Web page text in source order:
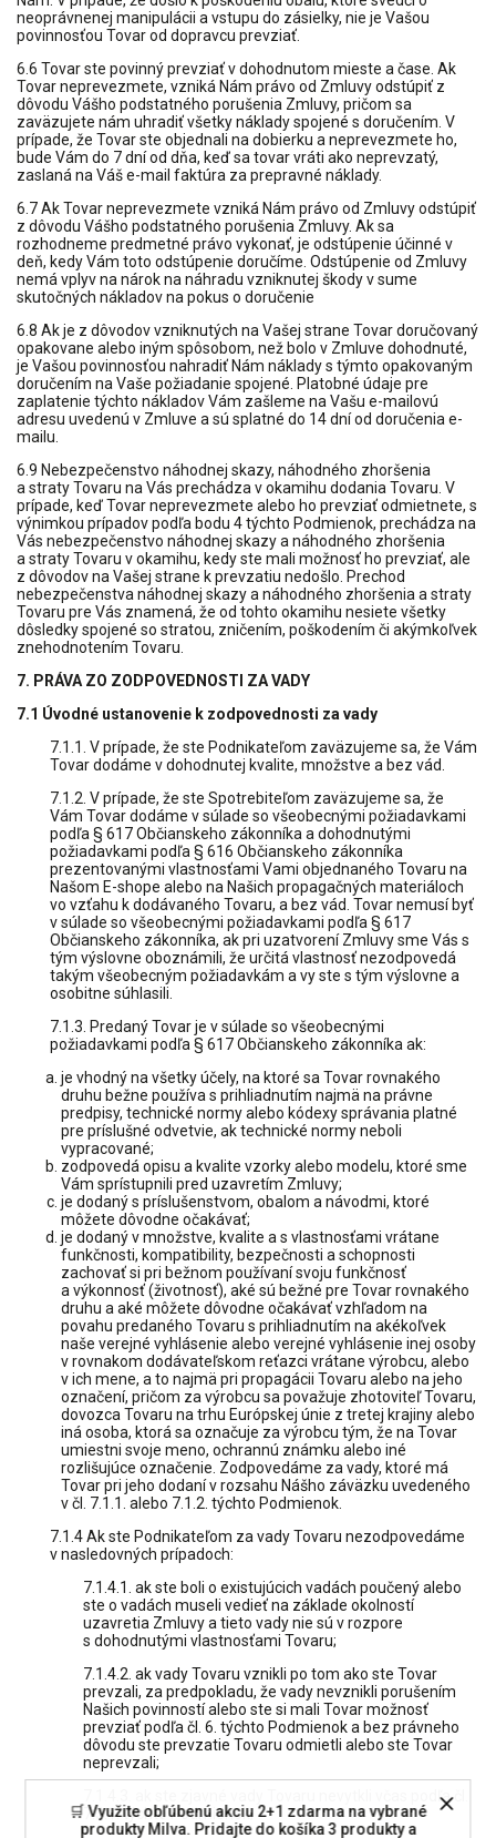
🛒 Využite obľúbenú akciu 2+1 zdarma na vybrané
produkty Milva. Pridajte do košíka 3 produkty a
neoprávnenej manipulácii a vstupu do zásielky, nie je Vašou
povinnosťou Tovar od dopravcu prevziať.
6.6 Tovar ste povinný prevziať v dohodnutom mieste a čase. Ak
Tovar neprevezmete, vzniká Nám právo od Zmluvy odstúpiť z
dôvodu Vášho podstatného porušenia Zmluvy, pričom sa
zaväzujete nám uhradiť všetky náklady spojené s doručením. V
prípade, že Tovar ste objednali na dobierku a neprevezmete ho,
bude Vám do 7 dní od dňa, keď sa tovar vráti ako neprevzatý,
zaslaná na Váš e-mail faktúra za prepravné náklady.
6.7 Ak Tovar neprevezmete vzniká Nám právo od Zmluvy odstúpiť
z dôvodu Vášho podstatného porušenia Zmluvy. Ak sa
rozhodneme predmetné právo vykonať, je odstúpenie účinné v
deň, kedy Vám toto odstúpenie doručíme. Odstúpenie od Zmluvy
nemá vplyv na nárok na náhradu vzniknutej škody v sume
skutočných nákladov na pokus o doručenie
6.8 Ak je z dôvodov vzniknutých na Vašej strane Tovar doručovaný
opakovane alebo iným spôsobom, než bolo v Zmluve dohodnuté,
je Vašou povinnosťou nahradiť Nám náklady s týmto opakovaným
doručením na Vaše požiadanie spojené. Platobné údaje pre
zaplatenie týchto nákladov Vám zašleme na Vašu e-mailovú
adresu uvedenú v Zmluve a sú splatné do 14 dní od doručenia e-
mailu.
6.9 Nebezpečenstvo náhodnej skazy, náhodného zhoršenia
a straty Tovaru na Vás prechádza v okamihu dodania Tovaru. V
prípade, keď Tovar neprevezmete alebo ho prevziať odmietnete, s
výnimkou prípadov podľa bodu 4 týchto Podmienok, prechádza na
Vás nebezpečenstvo náhodnej skazy a náhodného zhoršenia
a straty Tovaru v okamihu, kedy ste mali možnosť ho prevziať, ale
z dôvodov na Vašej strane k prevzatiu nedošlo. Prechod
nebezpečenstva náhodnej skazy a náhodného zhoršenia a straty
Tovaru pre Vás znamená, že od tohto okamihu nesiete všetky
dôsledky spojené so stratou, zničením, poškodením či akýmkoľvek
znehodnotením Tovaru.
7. PRÁVA ZO ZODPOVEDNOSTI ZA VADY
7.1 Úvodné ustanovenie k zodpovednosti za vady
7.1.1. V prípade, že ste Podnikateľom zaväzujeme sa, že Vám
Tovar dodáme v dohodnutej kvalite, množstve a bez vád.
7.1.2. V prípade, že ste Spotrebiteľom zaväzujeme sa, že
Vám Tovar dodáme v súlade so všeobecnými požiadavkami
podľa § 617 Občianskeho zákonníka a dohodnutými
požiadavkami podľa § 616 Občianskeho zákonníka
prezentovanými vlastnosťami Vami objednaného Tovaru na
Našom E-shope alebo na Našich propagačných materiáloch
vo vzťahu k dodávaného Tovaru, a bez vád. Tovar nemusí byť
v súlade so všeobecnými požiadavkami podľa § 617
Občianskeho zákonníka, ak pri uzatvorení Zmluvy sme Vás s
tým výslovne oboznámili, že určitá vlastnosť nezodpovedá
takým všeobecným požiadavkám a vy ste s tým výslovne a
osobitne súhlasili.
7.1.3. Predaný Tovar je v súlade so všeobecnými
požiadavkami podľa § 617 Občianskeho zákonníka ak:
je vhodný na všetky účely, na ktoré sa Tovar rovnakého
druhu bežne používa s prihliadnutím najmä na právne
predpisy, technické normy alebo kódexy správania platné
pre príslušné odvetvie, ak technické normy neboli
vypracované;
zodpovedá opisu a kvalite vzorky alebo modelu, ktoré sme
Vám sprístupnili pred uzavretím Zmluvy;
je dodaný s príslušenstvom, obalom a návodmi, ktoré
môžete dôvodne očakávať;
je dodaný v množstve, kvalite a s vlastnosťami vrátane
funkčnosti, kompatibility, bezpečnosti a schopnosti
zachovať si pri bežnom používaní svoju funkčnosť
a výkonnosť (životnosť), aké sú bežné pre Tovar rovnakého
druhu a aké môžete dôvodne očakávať vzhľadom na
povahu predaného Tovaru s prihliadnutím na akékoľvek
naše verejné vyhlásenie alebo verejné vyhlásenie inej osoby
v rovnakom dodávateľskom reťazci vrátane výrobcu, alebo
v ich mene, a to najmä pri propagácii Tovaru alebo na jeho
označení, pričom za výrobcu sa považuje zhotoviteľ Tovaru,
dovozca Tovaru na trhu Európskej únie z tretej krajiny alebo
iná osoba, ktorá sa označuje za výrobcu tým, že na Tovar
umiestni svoje meno, ochrannú známku alebo iné
rozlišujúce označenie. Zodpovedáme za vady, ktoré má
Tovar pri jeho dodaní v rozsahu Nášho záväzku uvedeného
v čl. 7.1.1. alebo 7.1.2. týchto Podmienok.
7.1.4 Ak ste Podnikateľom za vady Tovaru nezodpovedáme
v nasledovných prípadoch:
7.1.4.1. ak ste boli o existujúcich vadách poučený alebo
ste o vadách museli vedieť na základe okolností
uzavretia Zmluvy a tieto vady nie sú v rozpore
s dohodnutými vlastnosťami Tovaru;
7.1.4.2. ak vady Tovaru vznikli po tom ako ste Tovar
prevzali, za predpokladu, že vady nevznikli porušením
Našich povinností alebo ste si mali Tovar možnosť
prevziať podľa čl. 6. týchto Podmienok a bez právneho
dôvodu ste prevzatie Tovaru odmietli alebo ste Tovar
neprevzali;
7.1.4.3. ak ste zjavné vady Tovaru nevytkli včas podľa čl.
7.3.1. týchto Podmienok;